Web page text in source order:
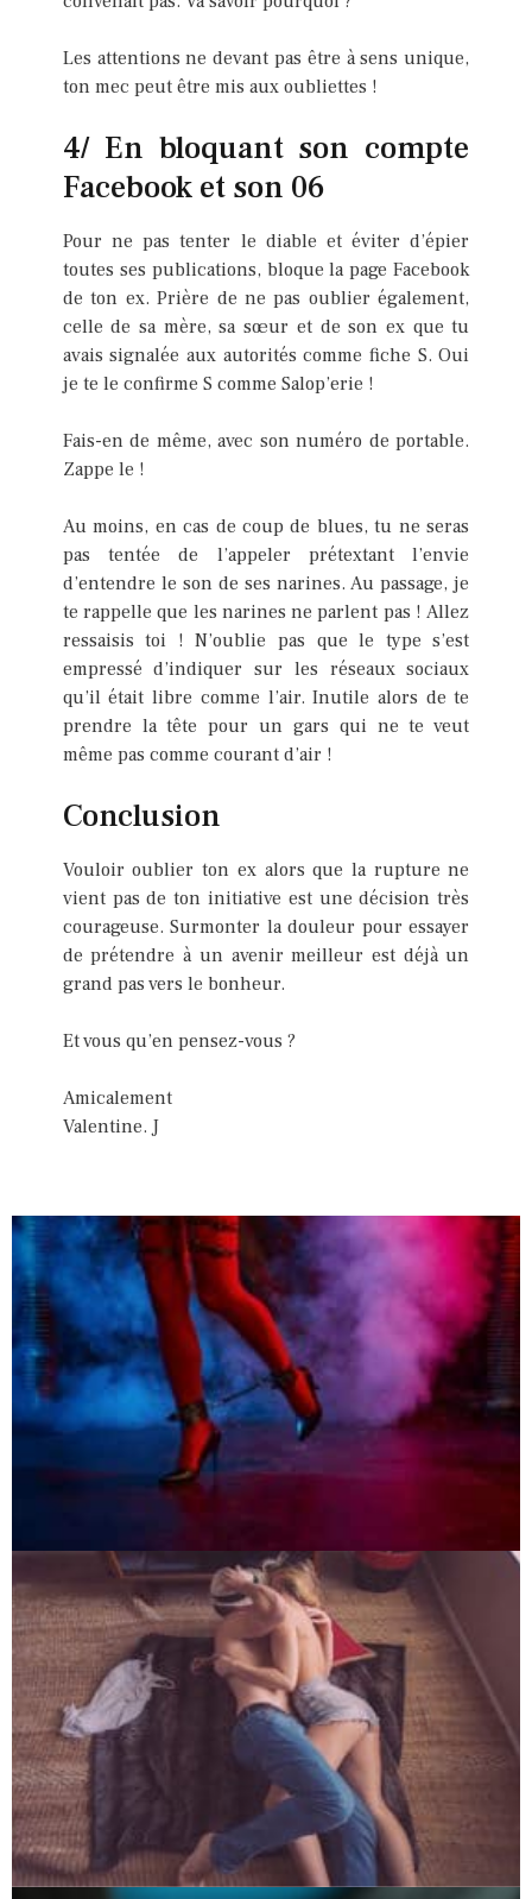
Les attentions ne devant pas être à sens unique,
ton mec peut être mis aux oubliettes !
4/ En bloquant son compte
Facebook et son 06
Pour ne pas tenter le diable et éviter d’épier
toutes ses publications, bloque la page Facebook
de ton ex. Prière de ne pas oublier également,
celle de sa mère, sa sœur et de son ex que tu
avais signalée aux autorités comme fiche S. Oui
je te le confirme S comme Salop’erie !
Fais-en de même, avec son numéro de portable.
Zappe le !
Au moins, en cas de coup de blues, tu ne seras
pas tentée de l’appeler prétextant l’envie
d’entendre le son de ses narines. Au passage, je
te rappelle que les narines ne parlent pas ! Allez
ressaisis toi ! N’oublie pas que le type s’est
empressé d’indiquer sur les réseaux sociaux
qu’il était libre comme l’air. Inutile alors de te
prendre la tête pour un gars qui ne te veut
même pas comme courant d’air !
Conclusion
Vouloir oublier ton ex alors que la rupture ne
vient pas de ton initiative est une décision très
courageuse. Surmonter la douleur pour essayer
de prétendre à un avenir meilleur est déjà un
grand pas vers le bonheur.
Et vous qu’en pensez-vous ?
Amicalement
Valentine. J